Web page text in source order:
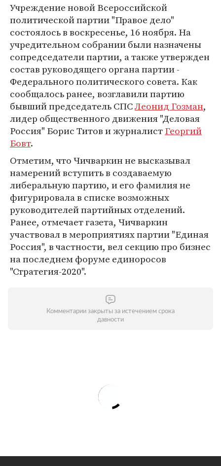
Учреждение новой Всероссийской
политической партии "Правое дело"
состоялось в воскресенье, 16 ноября. На
учредительном собрании были назначены
сопредседатели партии, а также утвержден
состав руководящего органа партии -
Федерального политического совета. Как
сообщалось ранее, возглавили партию
бывший председатель СПСЛеонид Гозман,
лидер общественного движения "Деловая
Россия" Борис Титов и журналистГеоргий
Бовт.
Отметим, что Чичваркин не высказывал
намерений вступить в создаваемую
либеральную партию, и его фамилия не
фигурировала в списке возможных
руководителей партийных отделений.
Ранее, отмечает газета, Чичваркин
участвовал в мероприятиях партии "Единая
Россия", в частности, вел секцию про бизнес
на последнем форуме единоросов
"Стратегия-2020".
Комментарии закрыты за истечением срока
давности